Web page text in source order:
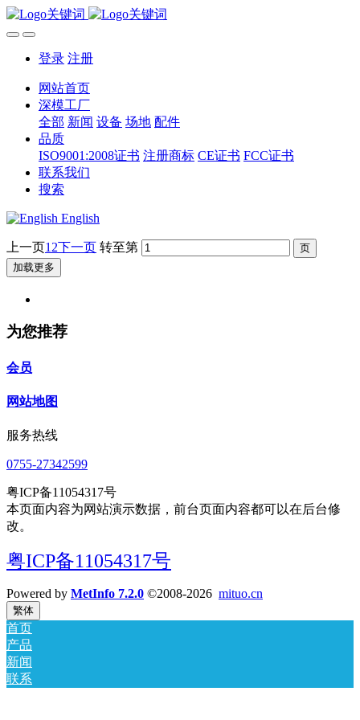
登录 注册
网站首页
深模工厂
全部 新闻 设备 场地 配件
品质
ISO9001:2008证书 注册商标 CE证书 FCC证书
联系我们
搜索
English
上一页1 2下一页 转至第
加载更多
为您推荐
会员
网站地图
服务热线
0755-27342599
粤ICP备11054317号
本页面内容为网站演示数据，前台页面内容都可以在后台修
改。
粤ICP备11054317号
Powered by MetInfo 7.2.0 ©2008-2026 mituo.cn
繁体
首页
产品
新闻
联系